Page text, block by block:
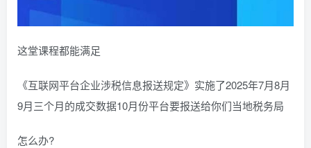
这堂课程都能满足
《互联网平台企业涉税信息报送规定》实施了2025年7月8月
9月三个月的成交数据10月份平台要报送给你们当地税务局
怎么办?